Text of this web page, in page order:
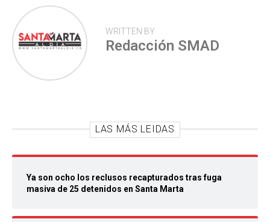
WRITTEN BY
Redacción SMAD
LAS MÁS LEIDAS
Ya son ocho los reclusos recapturados tras fuga
masiva de 25 detenidos en Santa Marta